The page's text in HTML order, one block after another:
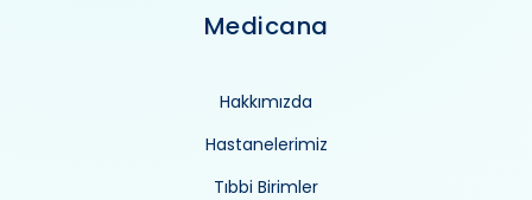
Medicana
Hakkımızda
Hastanelerimiz
Tıbbi Birimler